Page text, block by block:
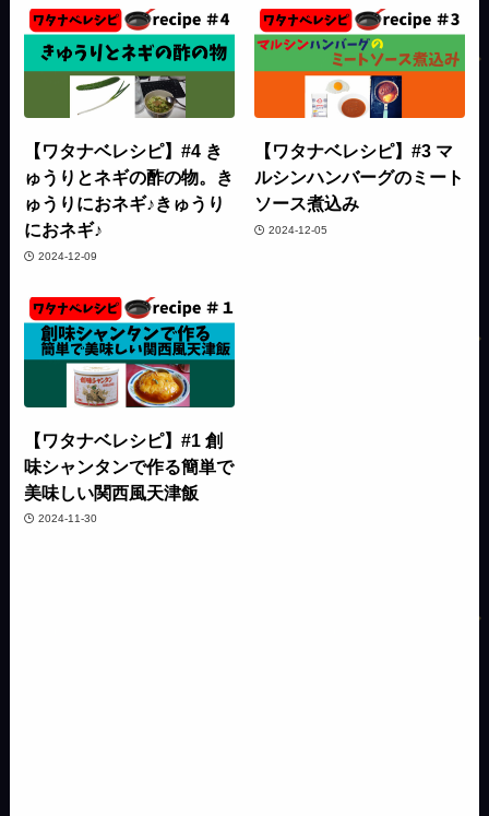
【ワタナベレシピ】#4 き
ゅうりとネギの酢の物。き
ゅうりにおネギ♪きゅうり
におネギ♪
2024-12-09
【ワタナベレシピ】#3 マ
ルシンハンバーグのミート
ソース煮込み
2024-12-05
【ワタナベレシピ】#1 創
味シャンタンで作る簡単で
美味しい関西風天津飯
2024-11-30